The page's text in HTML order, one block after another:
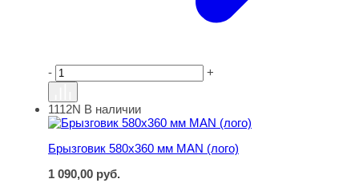
- +
Брызговик 580х360 мм MAN (лого)
1112N В наличии
Брызговик 580х360 мм MAN (лого)
1 090,00 руб.